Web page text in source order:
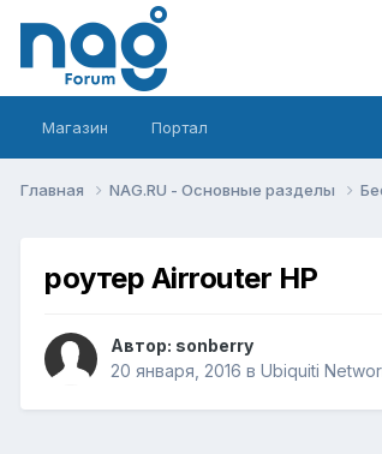
Магазин Портал
Главная NAG.RU - Основные разделы
роутер Airrouter HP
Автор: sonberry
20 января, 2016 в Ubiquiti